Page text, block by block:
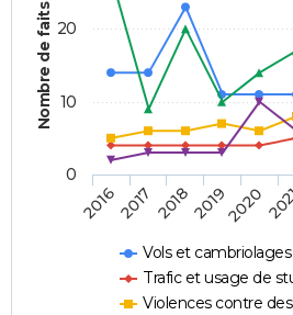
Nombre de faits
Vols et cambriolages
Trafic et usage de
Violences contre
20162017 201820192020
0
10
20